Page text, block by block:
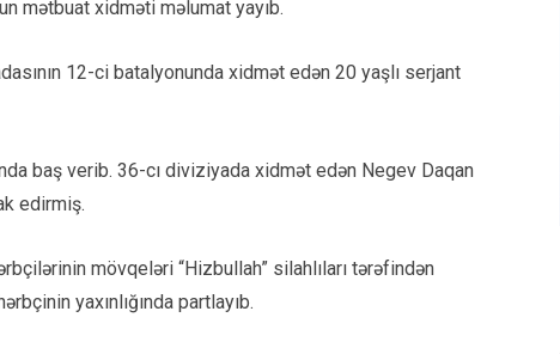
mətbuat xidməti məlumat yayıb.
12-ci batalyonunda xidmət edən 20 yaşlı serjant
baş verib. 36-cı diviziyada xidmət edən Negev Daqan
edirmiş.
mövqeləri “Hizbullah” silahlıları tərəfindən
yaxınlığında partlayıb.